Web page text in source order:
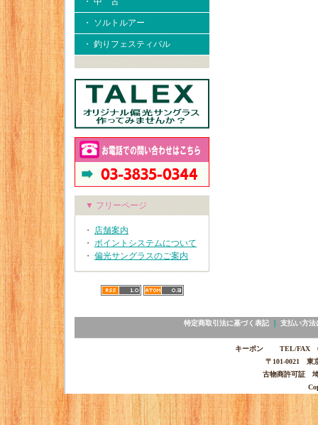
・ ソルトルアー
・ 釣りフェスティバル
▼ フリーページ
・ 店舗案内
・ ポイントシステムについて
・ 偏光サングラスのご案内
特定商取引法に基づく表記｜ 支払い方法
キーポン TEL/FAX
〒101-0021 東
古物商許可証